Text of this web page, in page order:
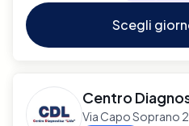
Scegli
Centro
Via Capo Soprano